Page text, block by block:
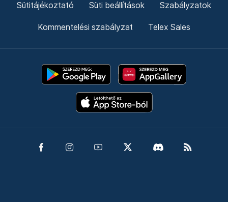
Sütitájékoztató Süti beállítások Szabályzatok
Kommentelési szabályzat Telex Sales